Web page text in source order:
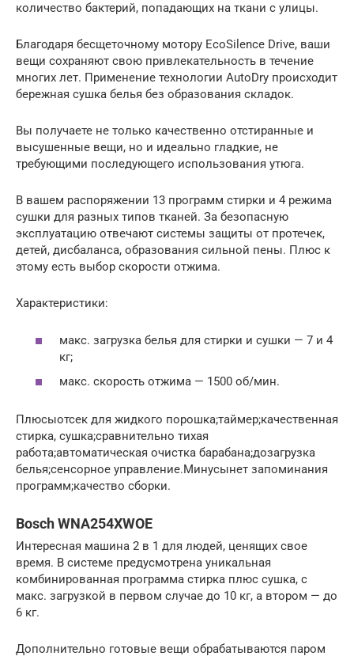
количество бактерий, попадающих на ткани с улицы.
Благодаря бесщеточному мотору EcoSilence Drive, ваши
вещи сохраняют свою привлекательность в течение
многих лет. Применение технологии AutoDry происходит
бережная сушка белья без образования складок.
Вы получаете не только качественно отстиранные и
высушенные вещи, но и идеально гладкие, не
требующими последующего использования утюга.
В вашем распоряжении 13 программ стирки и 4 режима
сушки для разных типов тканей. За безопасную
эксплуатацию отвечают системы защиты от протечек,
детей, дисбаланса, образования сильной пены. Плюс к
этому есть выбор скорости отжима.
Характеристики:
макс. загрузка белья для стирки и сушки — 7 и 4
кг;
макс. скорость отжима — 1500 об/мин.
Плюсыотсек для жидкого порошка;таймер;качественная
стирка, сушка;сравнительно тихая
работа;автоматическая очистка барабана;дозагрузка
белья;сенсорное управление.Минусынет запоминания
программ;качество сборки.
Bosch WNA254XWOE
Интересная машина 2 в 1 для людей, ценящих свое
время. В системе предусмотрена уникальная
комбинированная программа стирка плюс сушка, с
макс. загрузкой в первом случае до 10 кг, а втором — до
6 кг.
Дополнительно готовые вещи обрабатываются паром